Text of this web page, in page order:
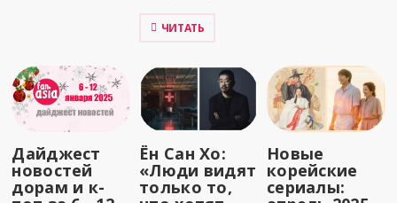
ЧИТАТЬ
Дайджест
новостей
дорам и к-
Ён Сан Хо:
«Люди видят
только то,
Новые
корейские
сериалы: